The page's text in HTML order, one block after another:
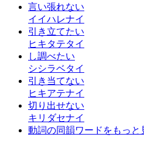
言い張れない
イイハレナイ
引き立てたい
ヒキタテタイ
し調べたい
シシラベタイ
引き当てない
ヒキアテナイ
切り出せない
キリダセナイ
動詞の同韻ワードをもっと